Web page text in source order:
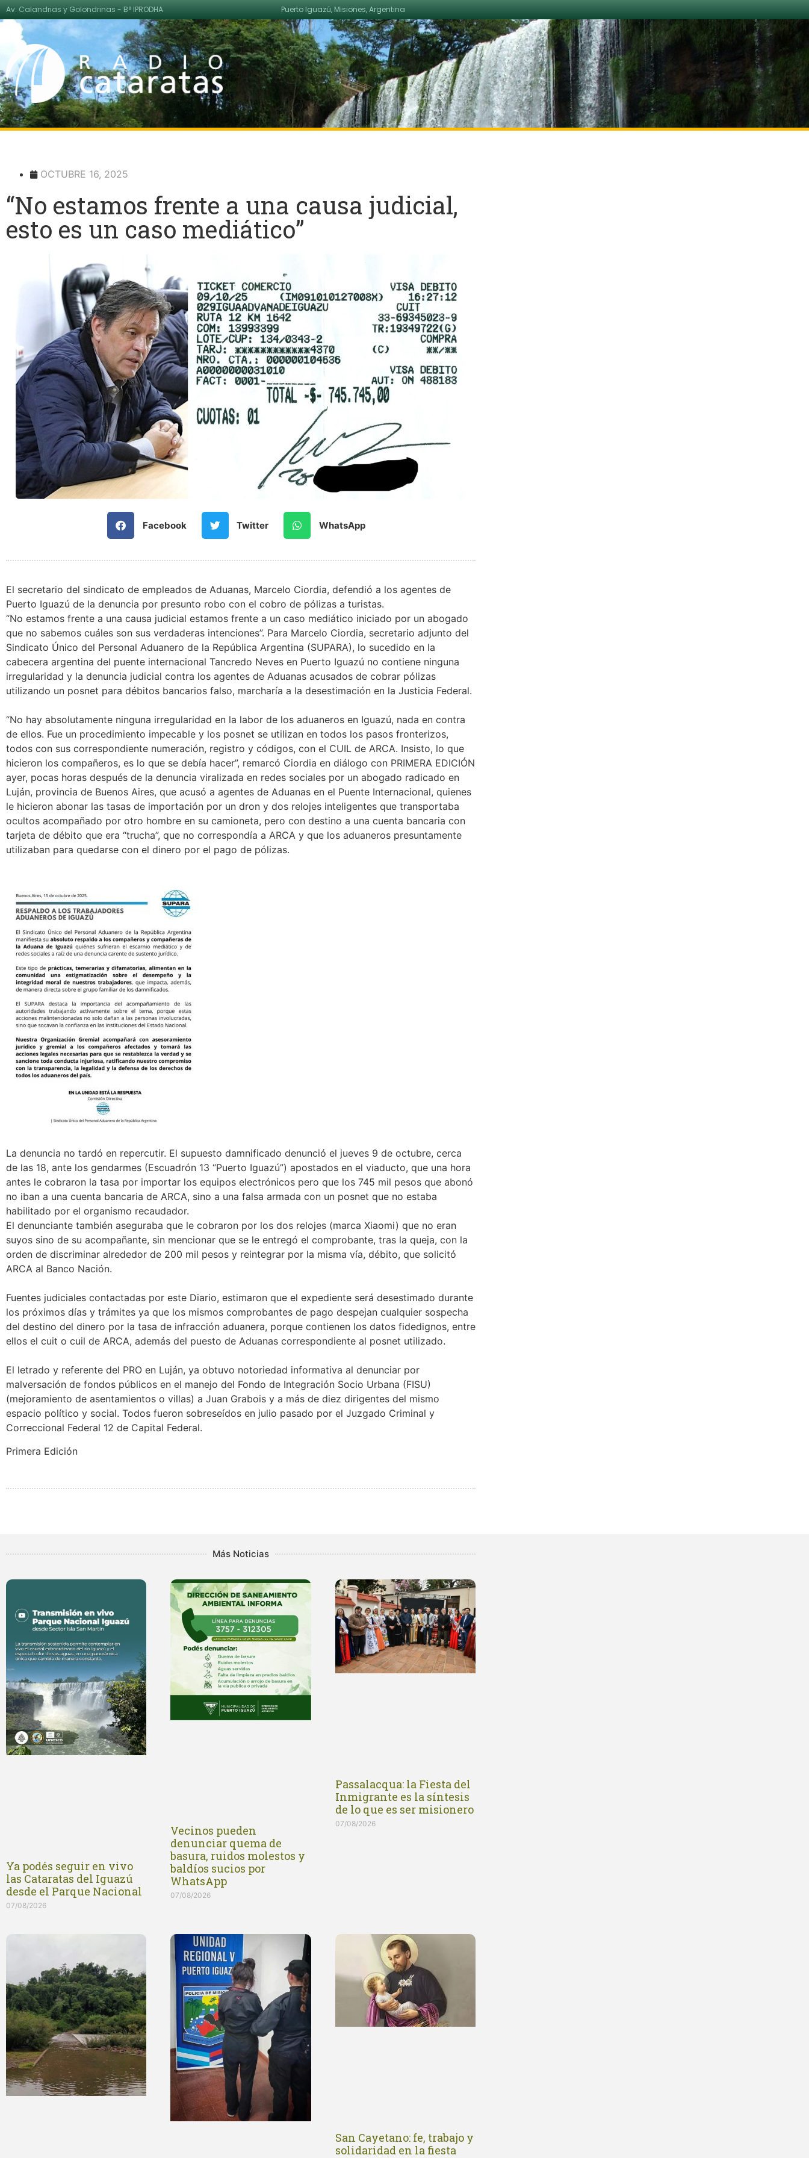
Av. Calandrias y Golondrinas - B° IPRODHA Puerto Iguazú, Misiones, Argentina
OCTUBRE 16, 2025
“No estamos frente a una causa judicial,
esto es un caso mediático”
Facebook Twitter WhatsApp
El secretario del sindicato de empleados de Aduanas, Marcelo Ciordia, defendió a los agentes de
Puerto Iguazú de la denuncia por presunto robo con el cobro de pólizas a turistas.
“No estamos frente a una causa judicial estamos frente a un caso mediático iniciado por un abogado
que no sabemos cuáles son sus verdaderas intenciones”. Para Marcelo Ciordia, secretario adjunto del
Sindicato Único del Personal Aduanero de la República Argentina (SUPARA), lo sucedido en la
cabecera argentina del puente internacional Tancredo Neves en Puerto Iguazú no contiene ninguna
irregularidad y la denuncia judicial contra los agentes de Aduanas acusados de cobrar pólizas
utilizando un posnet para débitos bancarios falso, marcharía a la desestimación en la Justicia Federal.
“No hay absolutamente ninguna irregularidad en la labor de los aduaneros en Iguazú, nada en contra
de ellos. Fue un procedimiento impecable y los posnet se utilizan en todos los pasos fronterizos,
todos con sus correspondiente numeración, registro y códigos, con el CUIL de ARCA. Insisto, lo que
hicieron los compañeros, es lo que se debía hacer”, remarcó Ciordia en diálogo con PRIMERA EDICIÓN
ayer, pocas horas después de la denuncia viralizada en redes sociales por un abogado radicado en
Luján, provincia de Buenos Aires, que acusó a agentes de Aduanas en el Puente Internacional, quienes
le hicieron abonar las tasas de importación por un dron y dos relojes inteligentes que transportaba
ocultos acompañado por otro hombre en su camioneta, pero con destino a una cuenta bancaria con
tarjeta de débito que era “trucha”, que no correspondía a ARCA y que los aduaneros presuntamente
utilizaban para quedarse con el dinero por el pago de pólizas.
La denuncia no tardó en repercutir. El supuesto damnificado denunció el jueves 9 de octubre, cerca
de las 18, ante los gendarmes (Escuadrón 13 “Puerto Iguazú”) apostados en el viaducto, que una hora
antes le cobraron la tasa por importar los equipos electrónicos pero que los 745 mil pesos que abonó
no iban a una cuenta bancaria de ARCA, sino a una falsa armada con un posnet que no estaba
habilitado por el organismo recaudador.
El denunciante también aseguraba que le cobraron por los dos relojes (marca Xiaomi) que no eran
suyos sino de su acompañante, sin mencionar que se le entregó el comprobante, tras la queja, con la
orden de discriminar alrededor de 200 mil pesos y reintegrar por la misma vía, débito, que solicitó
ARCA al Banco Nación.
Fuentes judiciales contactadas por este Diario, estimaron que el expediente será desestimado durante
los próximos días y trámites ya que los mismos comprobantes de pago despejan cualquier sospecha
del destino del dinero por la tasa de infracción aduanera, porque contienen los datos fidedignos, entre
ellos el cuit o cuil de ARCA, además del puesto de Aduanas correspondiente al posnet utilizado.
El letrado y referente del PRO en Luján, ya obtuvo notoriedad informativa al denunciar por
malversación de fondos públicos en el manejo del Fondo de Integración Socio Urbana (FISU)
(mejoramiento de asentamientos o villas) a Juan Grabois y a más de diez dirigentes del mismo
espacio político y social. Todos fueron sobreseídos en julio pasado por el Juzgado Criminal y
Correccional Federal 12 de Capital Federal.
Primera Edición
Más Noticias
Ya podés seguir en vivo
las Cataratas del Iguazú
desde el Parque Nacional
07/08/2026
Vecinos pueden
denunciar quema de
basura, ruidos molestos y
baldíos sucios por
WhatsApp
07/08/2026
Passalacqua: la Fiesta del
Inmigrante es la síntesis
de lo que es ser misionero
07/08/2026
San Cayetano: fe, trabajo y
solidaridad en la fiesta